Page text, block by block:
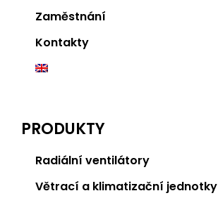
Zaměstnání
Kontakty
PRODUKTY
Radiální ventilátory
Větrací a klimatizační jednotky